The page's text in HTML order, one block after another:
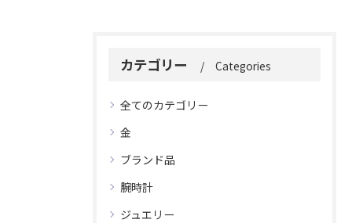
カテゴリー Categories
全てのカテゴリー
金
ブランド品
腕時計
ジュエリー